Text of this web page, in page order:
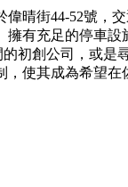
晴街44-52號，
有充足的停車
創公司，或是
使其成為希望